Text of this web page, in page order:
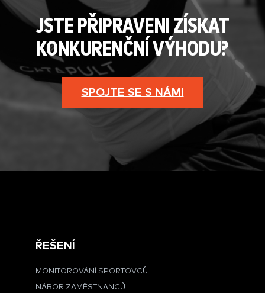
JSTE PŘIPRAVENI ZÍSKAT
KONKURENČNÍ VÝHODU?
SPOJTE SE S NÁMI
ŘEŠENÍ
MONITOROVÁNÍ SPORTOVCŮ
NÁBOR ZAMĚSTNANCŮ